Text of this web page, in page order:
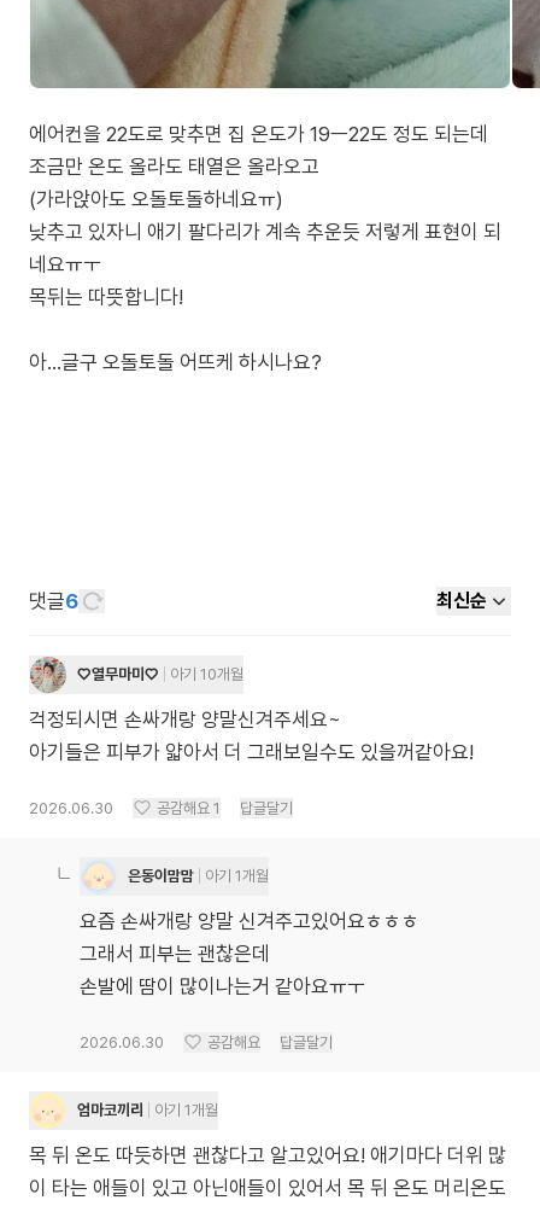
에어컨을 22도로 맞추면 집 온도가 19ㅡ22도 정도 되는데
조금만 온도 올라도 태열은 올라오고
(가라앉아도 오돌토돌하네요ㅠ)
낮추고 있자니 애기 팔다리가 계속 추운듯 저렇게 표현이 되
네요ㅠㅜ
목뒤는 따뜻합니다!
아...글구 오돌토돌 어뜨케 하시나요?
댓글6 최신순
♡열무마미♡ 아기 10개월
걱정되시면 손싸개랑 양말신겨주세요~
2026.06.30 공감해요 1 답글달기
은동이맘맘 아기 1개월
요즘 손싸개랑 양말 신겨주고있어요ㅎㅎㅎ
그래서 피부는 괜찮은데
손발에 땀이 많이나는거 같아요ㅠㅜ
2026.06.30 공감해요 답글달기
엄마코끼리 아기 1개월
목 뒤 온도 따듯하면 괜찮다고 알고있어요! 애기마다 더위 많
이 타는 애들이 있고 아닌애들이 있어서 목 뒤 온도 머리온도